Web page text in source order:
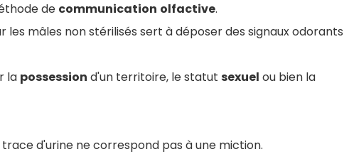
de communication olfactive.
les mâles non stérilisés sert à déposer des signaux odorants
la possession d'un territoire, le statut sexuel ou bien la
d'urine ne correspond pas à une miction.